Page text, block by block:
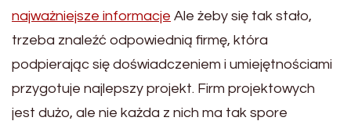
najważniejsze informacje Ale żeby się tak stało,
trzeba znaleźć odpowiednią firmę, która
podpierając się doświadczeniem i umiejętnościami
przygotuje najlepszy projekt. Firm projektowych
jest dużo, ale nie każda z nich ma tak spore